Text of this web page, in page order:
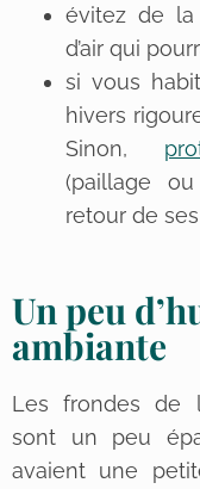
évitez de la
d’air qui
si vous
hivers
Sinon,
(paillage
retour de
Un peu
ambiante
Les frondes de
sont un peu
avaient une